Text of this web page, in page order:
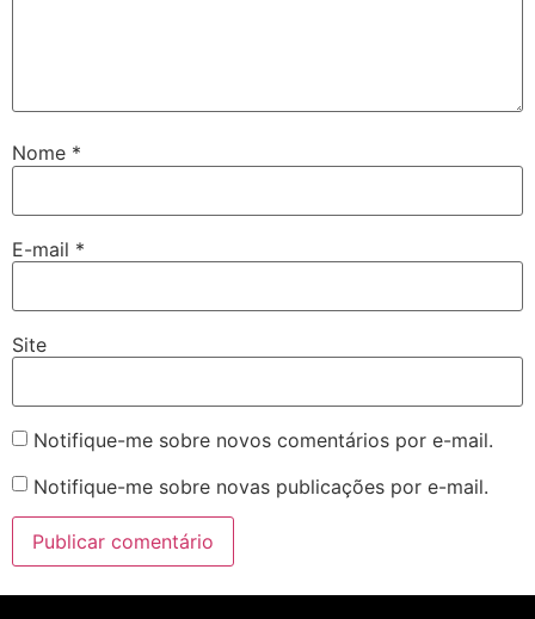
Nome *
E-mail *
Site
Notifique-me sobre novos comentários por e-mail.
Notifique-me sobre novas publicações por e-mail.